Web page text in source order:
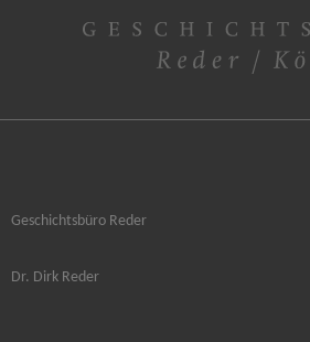
Geschichtsbüro Reder
Dr. Dirk Reder